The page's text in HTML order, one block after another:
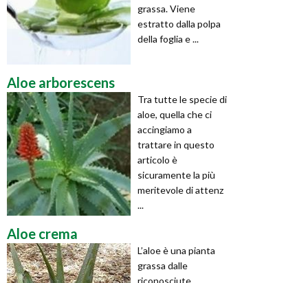
grassa. Viene
estratto dalla polpa
della foglia e ...
Aloe arborescens
Tra tutte le specie di
aloe, quella che ci
accingiamo a
trattare in questo
articolo è
sicuramente la più
meritevole di attenz
...
Aloe crema
L’aloe è una pianta
grassa dalle
riconosciute